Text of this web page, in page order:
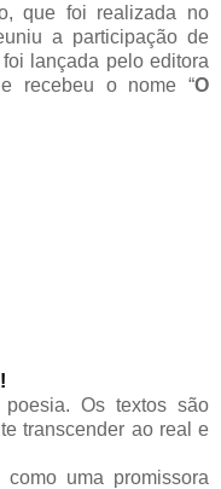
que foi realizada no
a participação de
lançada pelo editora
recebeu o nome “O
Os textos são
transcender ao real e
uma promissora